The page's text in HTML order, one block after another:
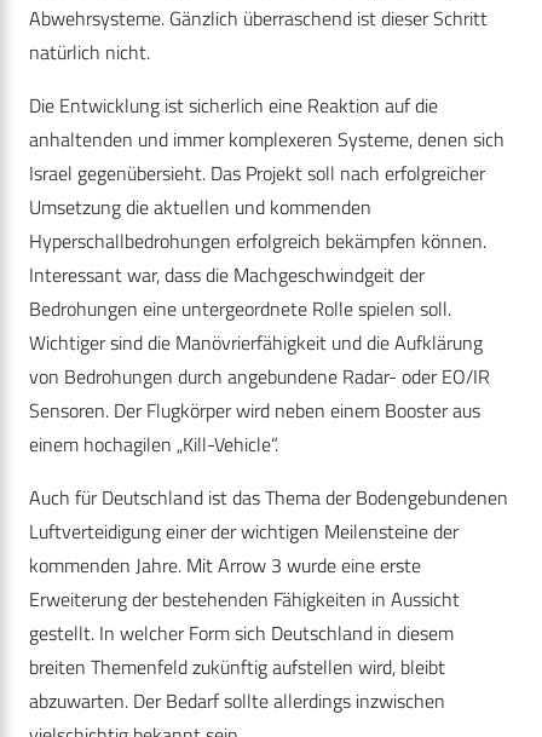
Abwehrsysteme. Gänzlich überraschend ist dieser Schritt
natürlich nicht.
Die Entwicklung ist sicherlich eine Reaktion auf die
anhaltenden und immer komplexeren Systeme, denen sich
Israel gegenübersieht. Das Projekt soll nach erfolgreicher
Umsetzung die aktuellen und kommenden
Hyperschallbedrohungen erfolgreich bekämpfen können.
Interessant war, dass die Machgeschwindgeit der
Bedrohungen eine untergeordnete Rolle spielen soll.
Wichtiger sind die Manövrierfähigkeit und die Aufklärung
von Bedrohungen durch angebundene Radar- oder EO/IR
Sensoren. Der Flugkörper wird neben einem Booster aus
einem hochagilen „Kill-Vehicle“.
Auch für Deutschland ist das Thema der Bodengebundenen
Luftverteidigung einer der wichtigen Meilensteine der
kommenden Jahre. Mit Arrow 3 wurde eine erste
Erweiterung der bestehenden Fähigkeiten in Aussicht
gestellt. In welcher Form sich Deutschland in diesem
breiten Themenfeld zukünftig aufstellen wird, bleibt
abzuwarten. Der Bedarf sollte allerdings inzwischen